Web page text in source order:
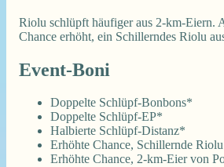
Riolu schlüpft häufiger aus 2-km-Eiern.
Chance erhöht, ein Schillerndes Riolu
Event-Boni
Doppelte Schlüpf-Bonbons*
Doppelte Schlüpf-EP*
Halbierte Schlüpf-Distanz*
Erhöhte Chance, Schillernde
Erhöhte Chance, 2-km-Eier von